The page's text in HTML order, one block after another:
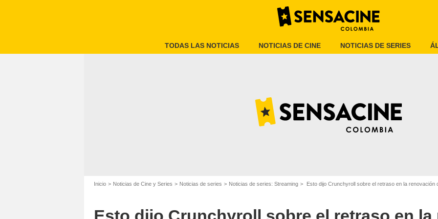
TODAS LAS NOTICIAS NOTICIAS DE CINE NOTICIAS DE SERIES
Inicio Noticias de Cine y Series Noticias de series Noticias de series: Streaming Esto dijo Crunchyroll sobre el retraso en la renovación